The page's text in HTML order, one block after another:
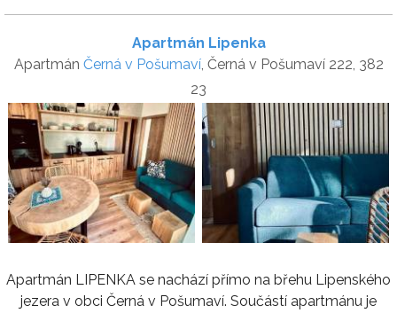
Apartmán Lipenka
Apartmán Černá v Pošumaví, Černá v Pošumaví 222, 382
23
Apartmán LIPENKA se nachází přímo na břehu Lipenského
jezera v obci Černá v Pošumaví. Součástí apartmánu je